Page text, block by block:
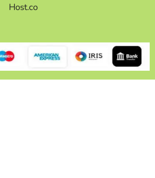
Host.co